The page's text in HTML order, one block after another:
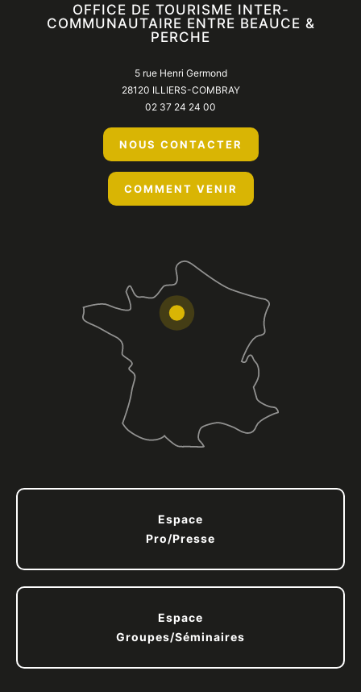
OFFICE DE TOURISME INTER-
COMMUNAUTAIRE ENTRE BEAUCE &
PERCHE
5 rue Henri Germond
28120 ILLIERS-COMBRAY
02 37 24 24 00
NOUS CONTACTER
COMMENT VENIR
Espace
Pro/Presse
Espace
Groupes/Séminaires